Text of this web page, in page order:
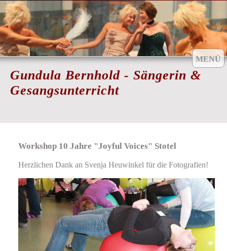
MENÜ
Gundula Bernhold - Sängerin &
Gesangsunterricht
Workshops
Coached by...
Gästebuch
Gutscheine
Workshop 10 Jahre "Joyful Voices" Stotel
Herzlichen Dank an Svenja Heuwinkel für die Fotografien!